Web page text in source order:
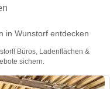
in Wunstorf entdecken
Büros, Ladenflächen &
sichern.